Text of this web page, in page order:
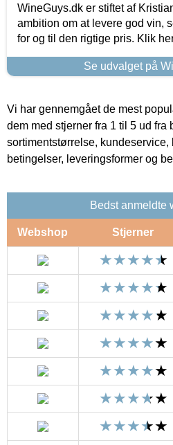
WineGuys.dk er stiftet af
ambition om at levere god vin,
for og til den rigtige pris. Klik
Se udvalget på
Vi har gennemgået de mest
dem med stjerner fra 1 til 5 ud fra
sortimentstørrelse, kundeservice,
betingelser, leveringsformer og
Bedst anmeldte
Webshop Stjerner